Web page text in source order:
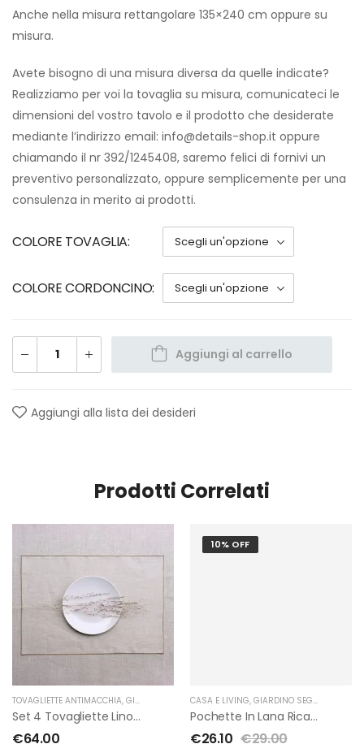
Anche nella misura rettangolare 135×240 cm oppure su
misura.
Avete bisogno di una misura diversa da quelle indicate?
Realizziamo per voi la tovaglia su misura, comunicateci le
dimensioni del vostro tavolo e il prodotto che desiderate
mediante l’indirizzo email: info@details-shop.it oppure
chiamando il nr 392/1245408, saremo felici di fornivi un
preventivo personalizzato, oppure semplicemente per una
consulenza in merito ai prodotti.
COLORE TOVAGLIA
COLORE CORDONCINO
Aggiungi al carrello
Aggiungi alla lista dei desideri
Prodotti Correlati
TOVAGLIETTE ANTIMACCHIA, GIARDINO SEGRETO
Set 4 Tovagliette Lino Antimacchia Resinato Giardino Segreto
€64.00
10% OFF
CASA E LIVING, GIARDINO SEGRETO
Pochette In Lana Ricamata Con Cuore Di Giardino Segreto
€26.10 €29.00